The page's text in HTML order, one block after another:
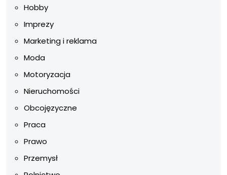
Hobby
Imprezy
Marketing i reklama
Moda
Motoryzacja
Nieruchomości
Obcojęzyczne
Praca
Prawo
Przemysł